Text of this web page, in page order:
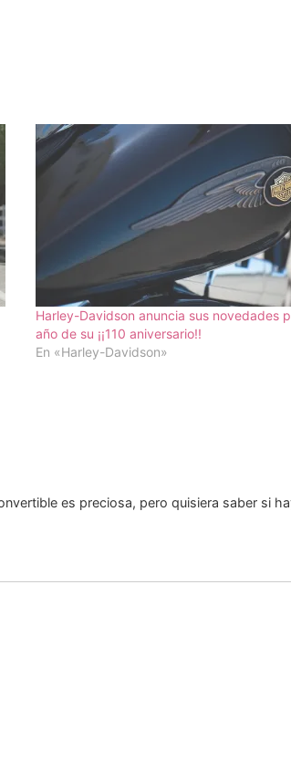
Harley-Davidson anuncia sus novedades
año de su ¡¡110 aniversario!!
En «Harley-Davidson»
es preciosa, pero quisiera saber